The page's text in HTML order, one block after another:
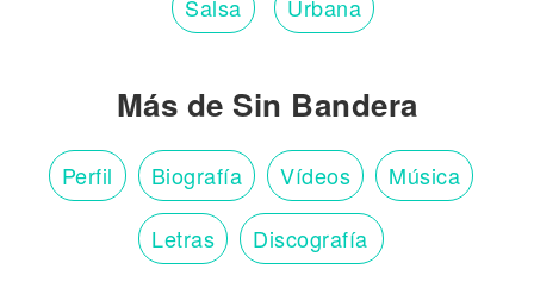
Salsa Urbana
Más de Sin Bandera
Perfil Biografía Vídeos Música
Letras Discografía